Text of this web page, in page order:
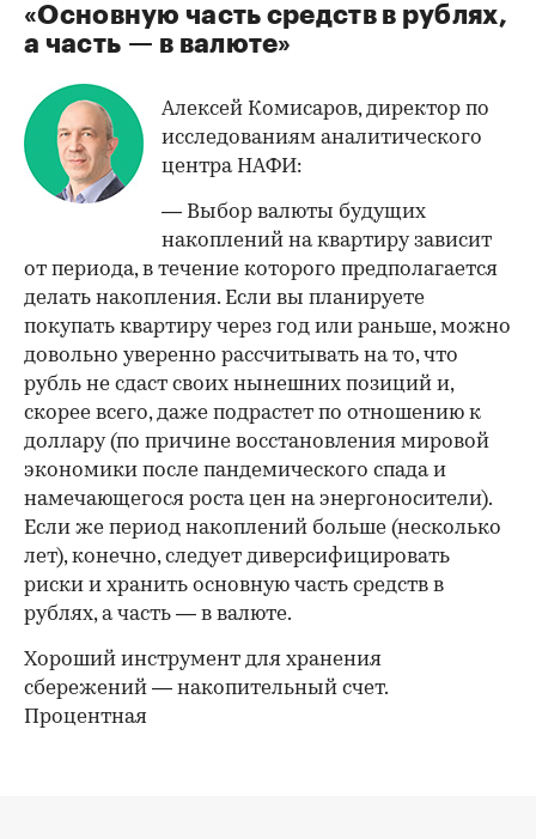
«Основную часть средств в рублях,
а часть — в валюте»
Алексей Комисаров, директор по
исследованиям аналитического
центра НАФИ:
— Выбор валюты будущих
накоплений на квартиру зависит
от периода, в течение которого предполагается
делать накопления. Если вы планируете
покупать квартиру через год или раньше, можно
довольно уверенно рассчитывать на то, что
рубль не сдаст своих нынешних позиций и,
скорее всего, даже подрастет по отношению к
доллару (по причине восстановления мировой
экономики после пандемического спада и
намечающегося роста цен на энергоносители).
Если же период накоплений больше (несколько
лет), конечно, следует диверсифицировать
риски и хранить основную часть средств в
рублях, а часть — в валюте.
Хороший инструмент для хранения
сбережений — накопительный счет.
Процентная